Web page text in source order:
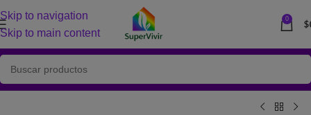
Skip to navigation
Skip to main content
0 $